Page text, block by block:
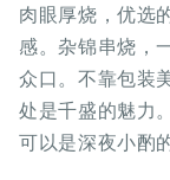
肉眼厚烧，优选
感。杂锦串烧，
众口。不靠包装
处是千盛的魅力
可以是深夜小酌